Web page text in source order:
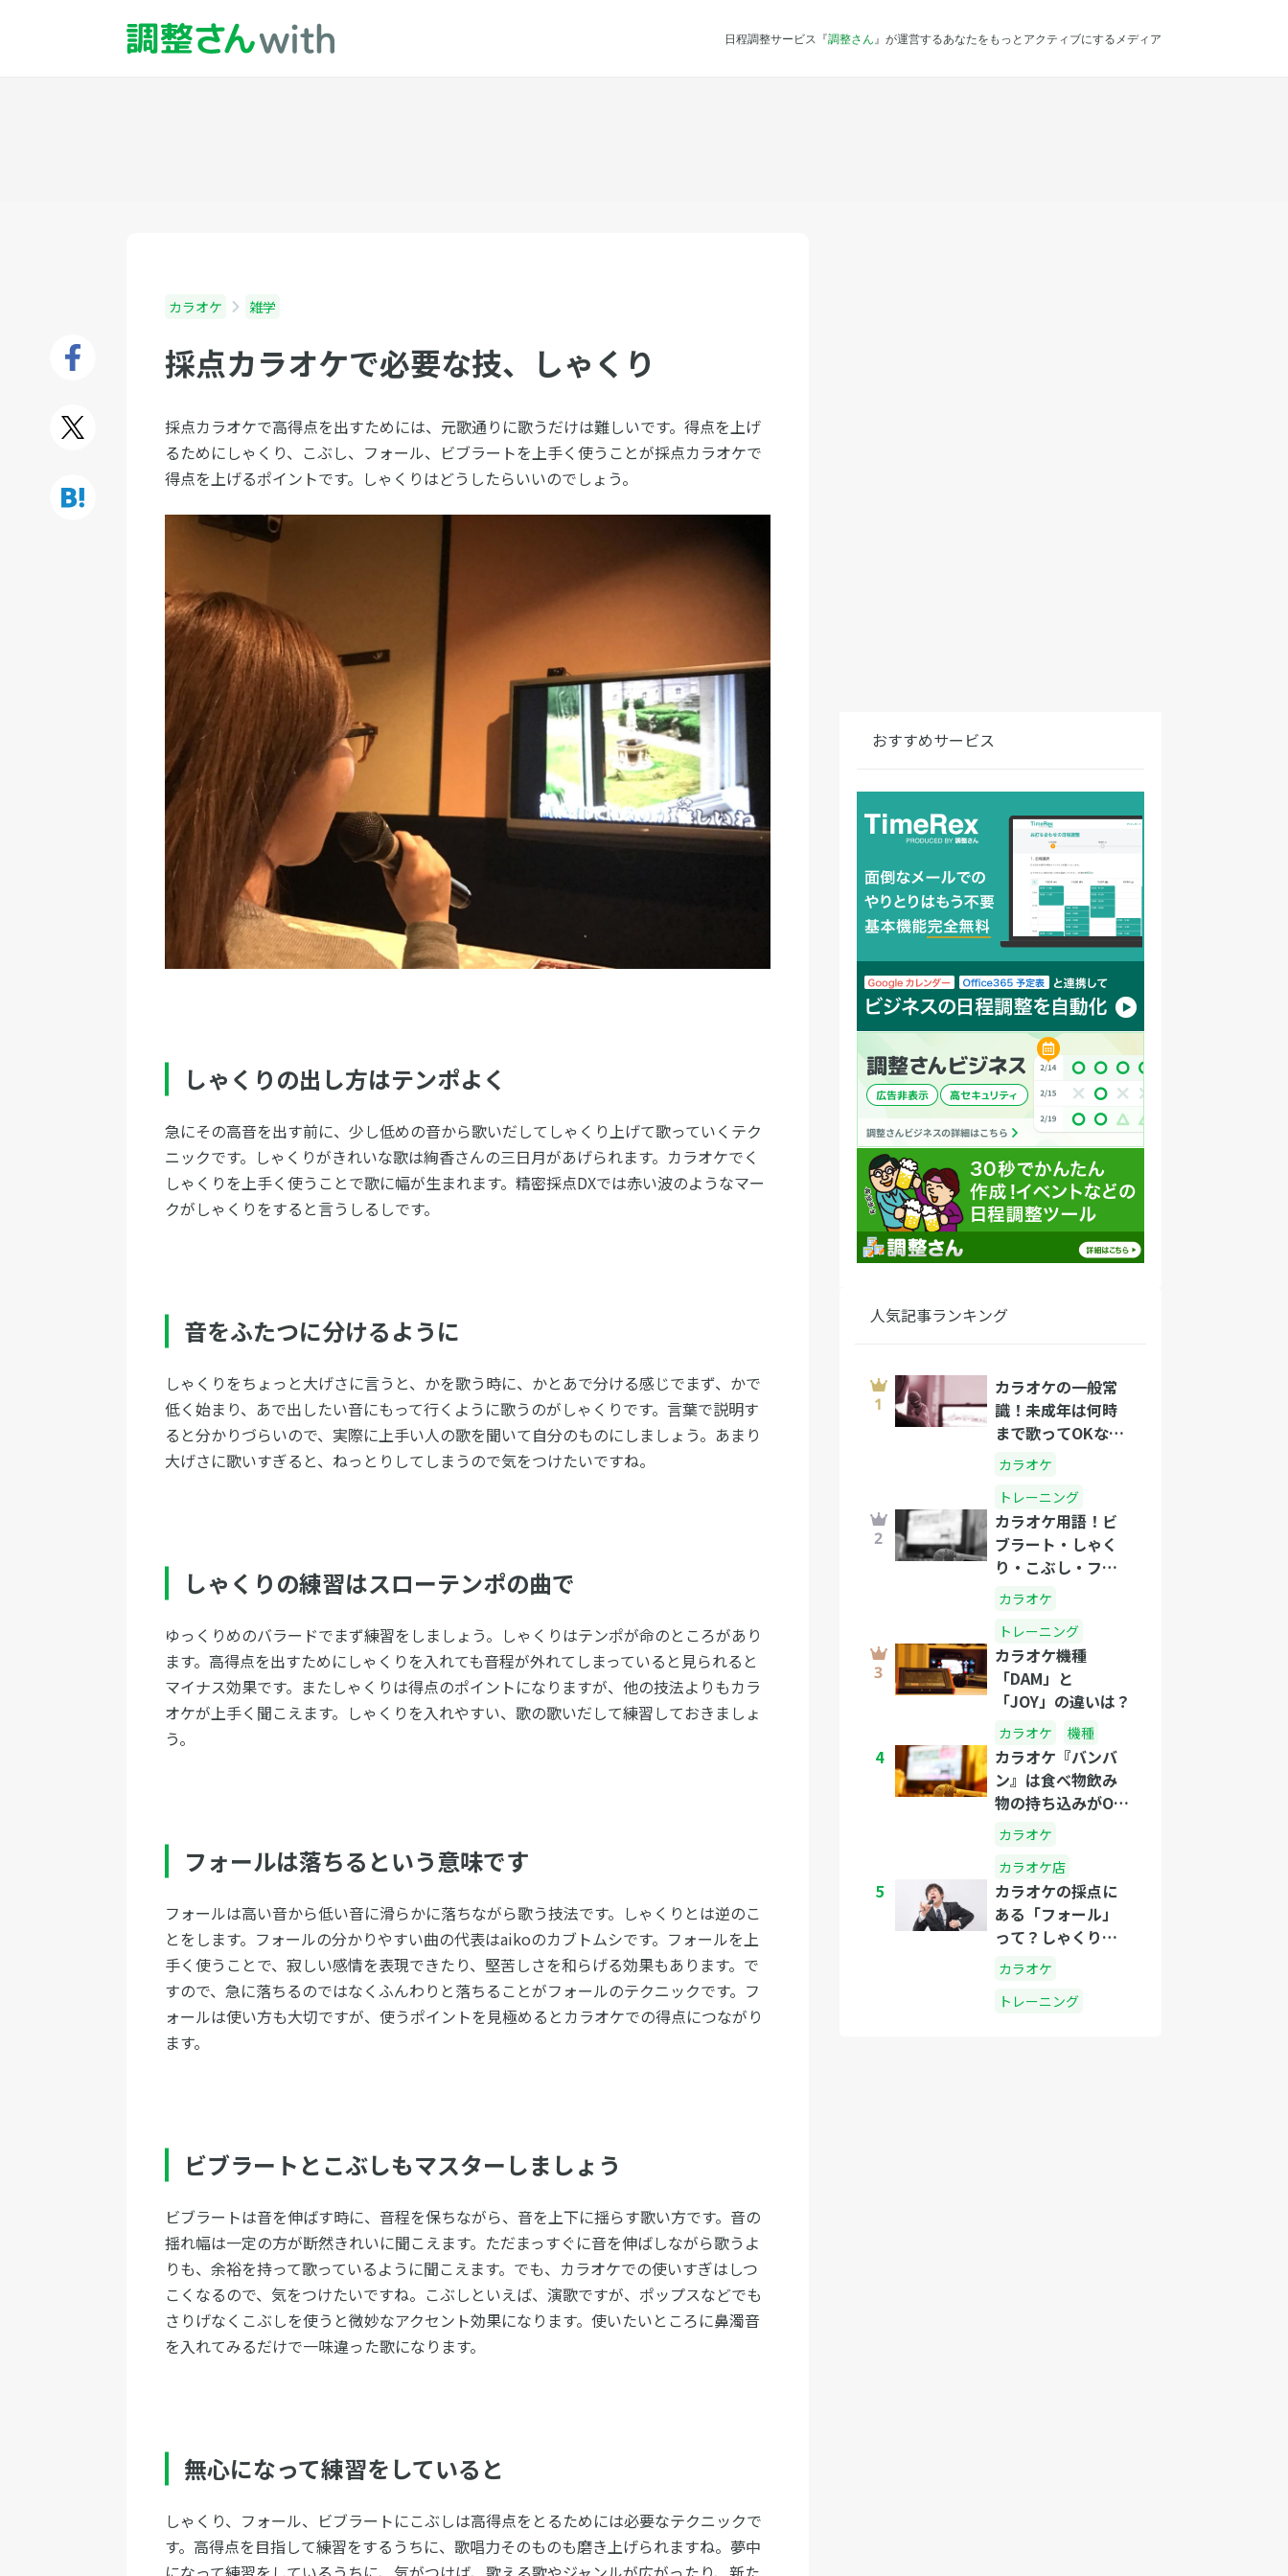
日程調整サービス『調整さん 』が運営するあなたをもっとアクティブにするメディア
カラオケ 雑学
採点カラオケで必要な技、しゃくり
採点カラオケで高得点を出すためには、元歌通りに歌うだけは難しいです。得点を上げ
るためにしゃくり、こぶし、フォール、ビブラートを上手く使うことが採点カラオケで
得点を上げるポイントです。しゃくりはどうしたらいいのでしょう。
しゃくりの出し方はテンポよく
急にその高音を出す前に、少し低めの音から歌いだしてしゃくり上げて歌っていくテク
ニックです。しゃくりがきれいな歌は絢香さんの三日月があげられます。カラオケでく
しゃくりを上手く使うことで歌に幅が生まれます。精密採点DXでは赤い波のようなマー
クがしゃくりをすると言うしるしです。
音をふたつに分けるように
しゃくりをちょっと大げさに言うと、かを歌う時に、かとあで分ける感じでまず、かで
低く始まり、あで出したい音にもって行くように歌うのがしゃくりです。言葉で説明す
ると分かりづらいので、実際に上手い人の歌を聞いて自分のものにしましょう。あまり
大げさに歌いすぎると、ねっとりしてしまうので気をつけたいですね。
しゃくりの練習はスローテンポの曲で
ゆっくりめのバラードでまず練習をしましょう。しゃくりはテンポが命のところがあり
ます。高得点を出すためにしゃくりを入れても音程が外れてしまっていると見られると
マイナス効果です。またしゃくりは得点のポイントになりますが、他の技法よりもカラ
オケが上手く聞こえます。しゃくりを入れやすい、歌の歌いだして練習しておきましょ
う。
フォールは落ちるという意味です
フォールは高い音から低い音に滑らかに落ちながら歌う技法です。しゃくりとは逆のこ
とをします。フォールの分かりやすい曲の代表はaikoのカブトムシです。フォールを上
手く使うことで、寂しい感情を表現できたり、堅苦しさを和らげる効果もあります。で
すので、急に落ちるのではなくふんわりと落ちることがフォールのテクニックです。フ
ォールは使い方も大切ですが、使うポイントを見極めるとカラオケでの得点につながり
ます。
ビブラートとこぶしもマスターしましょう
ビブラートは音を伸ばす時に、音程を保ちながら、音を上下に揺らす歌い方です。音の
揺れ幅は一定の方が断然きれいに聞こえます。ただまっすぐに音を伸ばしながら歌うよ
りも、余裕を持って歌っているように聞こえます。でも、カラオケでの使いすぎはしつ
こくなるので、気をつけたいですね。こぶしといえば、演歌ですが、ポップスなどでも
さりげなくこぶしを使うと微妙なアクセント効果になります。使いたいところに鼻濁音
を入れてみるだけで一味違った歌になります。
無心になって練習をしていると
しゃくり、フォール、ビブラートにこぶしは高得点をとるためには必要なテクニックで
す。高得点を目指して練習をするうちに、歌唱力そのものも磨き上げられますね。夢中
おすすめサービス
人気記事ランキング
カラオケの一般常
識！未成年は何時
まで歌ってOKな
の？
カラオケ
トレーニング
カラオケ用語！ビ
ブラート・しゃく
り・こぶし・フォ
ールって？
カラオケ
トレーニング
カラオケ機種
「DAM」と
「JOY」の違いは？
カラオケ 機種
4
カラオケ『バンバ
ン』は食べ物飲み
物の持ち込みがOK
なのか？
カラオケ
カラオケ店
5
カラオケの採点に
ある「フォール」
って？しゃくりと
は？
カラオケ
トレーニング